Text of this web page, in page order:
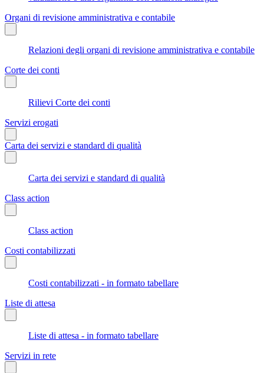
Organi di revisione amministrativa e contabile
Relazioni degli organi di revisione amministrativa e contabile
Corte dei conti
Rilievi Corte dei conti
Servizi erogati
Carta dei servizi e standard di qualità
Carta dei servizi e standard di qualità
Class action
Class action
Costi contabilizzati
Costi contabilizzati - in formato tabellare
Liste di attesa
Liste di attesa - in formato tabellare
Servizi in rete